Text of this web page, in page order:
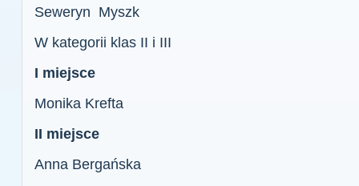
Seweryn Myszk
W kategorii klas II i III
I miejsce
Monika Krefta
II miejsce
Anna Bergańska